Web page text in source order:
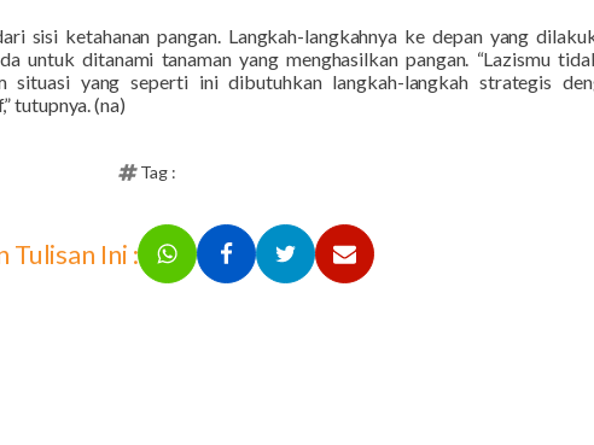
sisi ketahanan pangan. Langkah-langkahnya ke depan yang
untuk ditanami tanaman yang menghasilkan pangan. “Lazismu
situasi yang seperti ini dibutuhkan langkah-langkah strategis
tutupnya. (na)
Tag :
Tulisan Ini :